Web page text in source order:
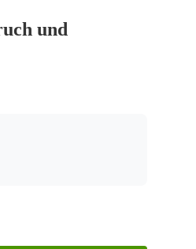
und